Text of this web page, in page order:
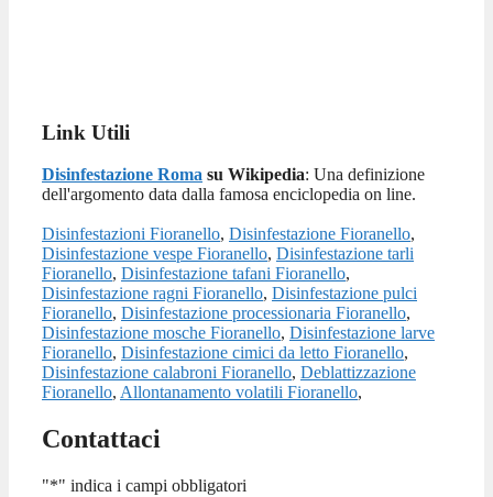
Link Utili
Disinfestazione Roma su Wikipedia: Una definizione
dell'argomento data dalla famosa enciclopedia on line.
Disinfestazioni Fioranello, Disinfestazione Fioranello,
Disinfestazione vespe Fioranello, Disinfestazione tarli
Fioranello, Disinfestazione tafani Fioranello,
Disinfestazione ragni Fioranello, Disinfestazione pulci
Fioranello, Disinfestazione processionaria Fioranello,
Disinfestazione mosche Fioranello, Disinfestazione larve
Fioranello, Disinfestazione cimici da letto Fioranello,
Disinfestazione calabroni Fioranello, Deblattizzazione
Fioranello, Allontanamento volatili Fioranello,
Contattaci
"*" indica i campi obbligatori